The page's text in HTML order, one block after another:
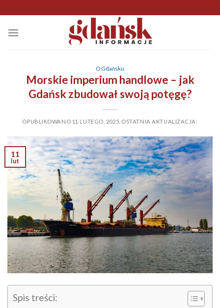
to
content
O Gdańsku
Morskie imperium handlowe – jak
Gdańsk zbudował swoją potęgę?
OPUBLIKOWANO 11 LUTEGO, 2025 OSTATNIA AKTUALIZACJA:
11
lut
Spis treści: